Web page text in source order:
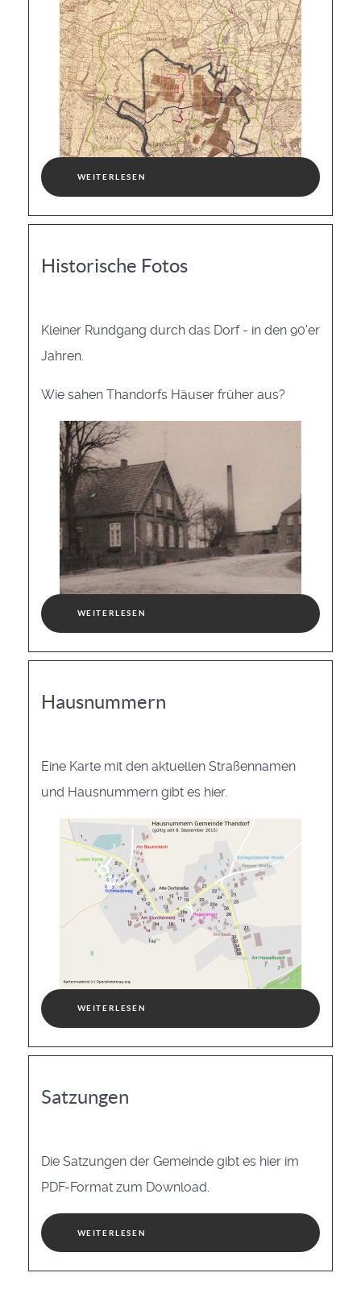
WEITERLESEN
Historische Fotos
Kleiner Rundgang durch das Dorf - in den 90'er
Jahren.
Wie sahen Thandorfs Häuser früher aus?
WEITERLESEN
Hausnummern
Eine Karte mit den aktuellen Straßennamen
und Hausnummern gibt es hier.
WEITERLESEN
Satzungen
Die Satzungen der Gemeinde gibt es hier im
PDF-Format zum Download.
WEITERLESEN